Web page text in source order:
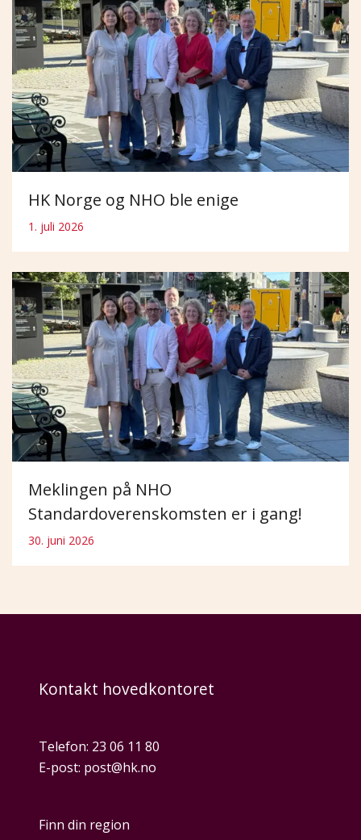
HK Norge og NHO ble enige
1. juli 2026
Meklingen på NHO
Standardoverenskomsten er i gang!
30. juni 2026
Kontakt hovedkontoret
Telefon: 23 06 11 80
E-post: post@hk.no
Finn din region